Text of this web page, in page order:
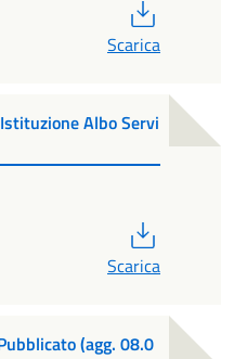
Scarica
Albo Servi
Scarica
(agg. 08.0